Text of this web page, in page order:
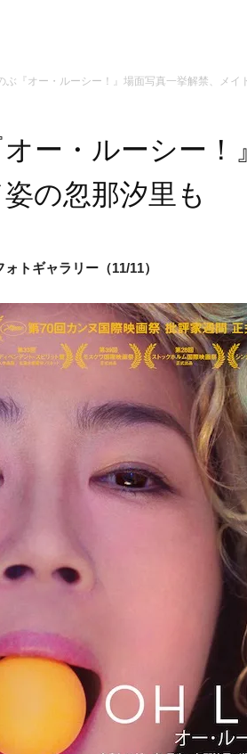
ぶ『オー・ルーシー！』場面写真一挙解禁、メイ
ー・ルーシー！
の忽那汐里も
ォトギャラリー（11/11）